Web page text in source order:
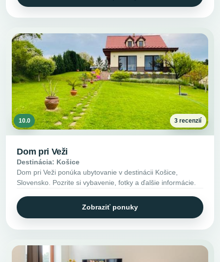
10.0 3 recenzií
Dom pri Veži
Destinácia: Košice
Dom pri Veži ponúka ubytovanie v destinácii Košice,
Slovensko. Pozrite si vybavenie, fotky a ďalšie informácie.
Zobraziť ponuky